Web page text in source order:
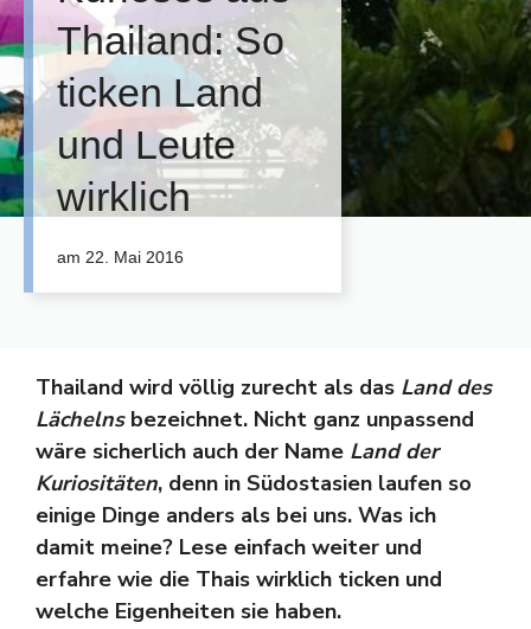
Thailand: So
ticken Land
und Leute
wirklich
am 22. Mai 2016
Thailand wird völlig zurecht als das Land des
Lächelnsbezeichnet. Nicht ganz unpassend
wäre sicherlich auch der Name Land der
Kuriositäten, denn in Südostasien laufen so
einige Dinge anders als bei uns. Was ich
damit meine? Lese einfach weiter und
erfahre wie die Thais wirklich ticken und
welche Eigenheiten sie haben.